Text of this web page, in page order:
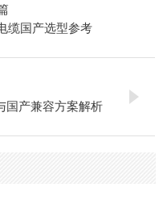
缆国产选型参考
国产兼容方案解析